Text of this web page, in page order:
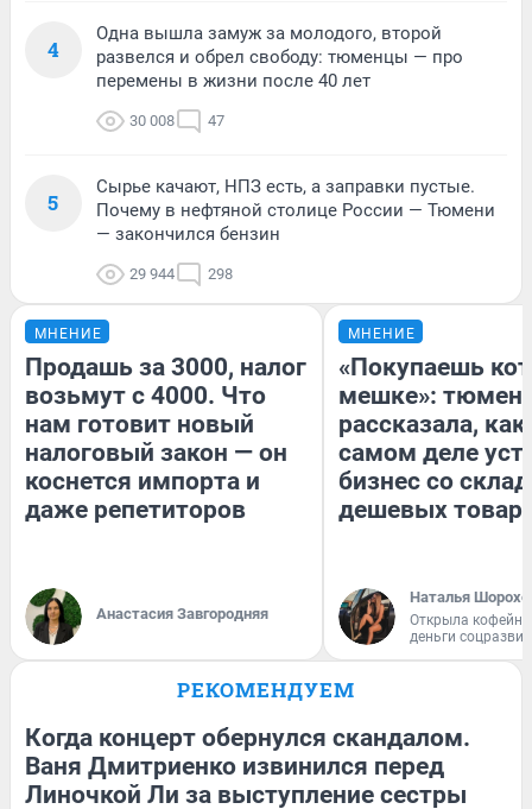
4
Одна вышла замуж за молодого, второй
развелся и обрел свободу: тюменцы — про
перемены в жизни после 40 лет
30 008 47
5
Сырье качают, НПЗ есть, а заправки пустые.
Почему в нефтяной столице России — Тюмени
— закончился бензин
29 944 298
МНЕНИЕ
Продашь за 3000, налог
возьмут с 4000. Что
нам готовит новый
налоговый закон — он
коснется импорта и
даже репетиторов
Анастасия Завгородняя
МНЕНИЕ
«Покупаешь
мешке»:
рассказала, как
самом деле
бизнес со
дешевых
Наталья
Открыла
деньги
РЕКОМЕНДУЕМ
Когда концерт обернулся скандалом.
Ваня Дмитриенко извинился перед
Линочкой Ли за выступление сестры